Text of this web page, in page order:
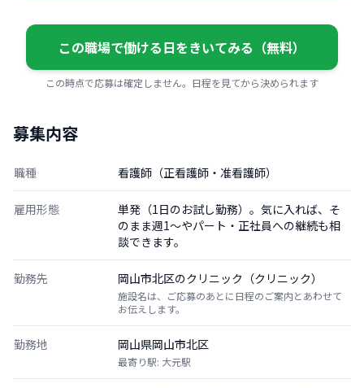
この職場で働ける日をきいてみる（無料）
この時点で応募は確定しません。日程を見てから決められます
募集内容
職種 看護師（正看護師・准看護師）
雇用形態
単発（1日のお試し勤務）。気に入れば、そ
のまま週1〜やパート・正社員への継続も相
談できます。
勤務先 岡山市北区のクリニック（クリニック）
施設名は、ご応募のあとに日程のご案内とあわせて
お伝えします。
勤務地 岡山県岡山市北区
最寄り駅: 大元駅